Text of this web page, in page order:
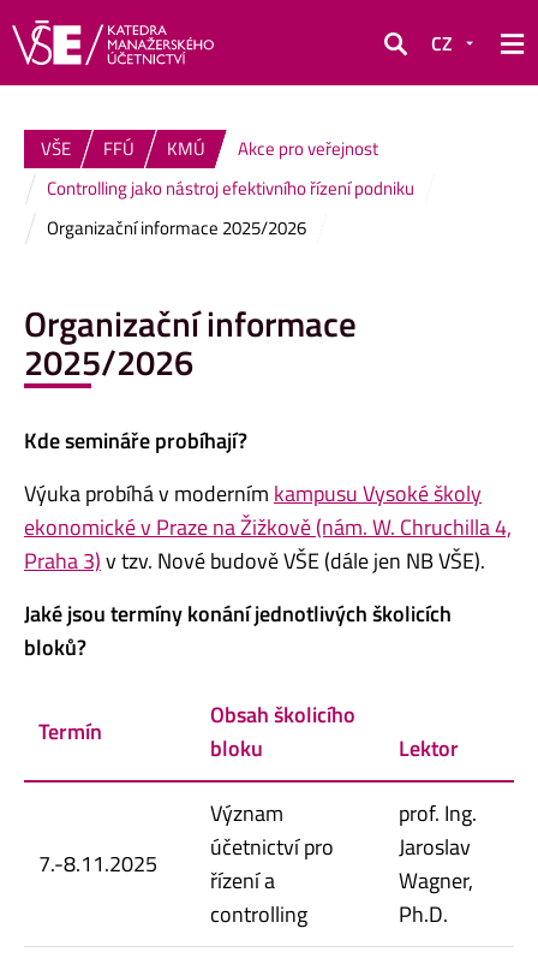
Hledat
CZ
VŠE FFÚ KMÚ
Akce pro veřejnost
Controlling jako nástroj efektivního řízení podniku
Organizační informace 2025/2026
Organizační informace
2025/2026
Kde semináře probíhají?
Výuka probíhá v moderním kampusu Vysoké školy
ekonomické v Praze na Žižkově (nám. W. Chruchilla 4,
Praha 3)v tzv. Nové budově VŠE (dále jen NB VŠE).
Jaké jsou termíny konání jednotlivých školicích
bloků?
Termín
Obsah školicího
bloku
Lektor
7.-8.11.2025
Význam
účetnictví pro
řízení a
controlling
prof. Ing.
Jaroslav
Wagner,
Ph.D.